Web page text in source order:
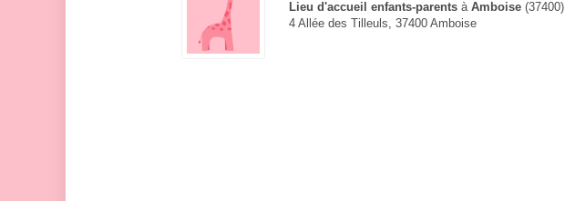
Lieu d'accueil enfants-parents à Amboise (37400)
4 Allée des Tilleuls, 37400 Amboise